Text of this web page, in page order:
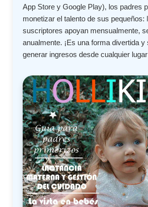
App Store y Google Play), los padres
monetizar el talento de sus pequeños:
suscriptores apoyan mensualmente,
anualmente. ¡Es una forma divertida y
generar ingresos desde cualquier